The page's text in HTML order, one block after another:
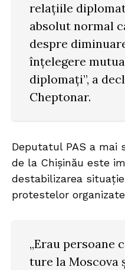
relațiile
absolut normal
despre
înțelegere
diplomați”, a
Cheptonar.
Deputatul PAS a mai
de la Chișinău este
destabilizarea
protestelor organizate
„Erau persoane
ture la Moscova